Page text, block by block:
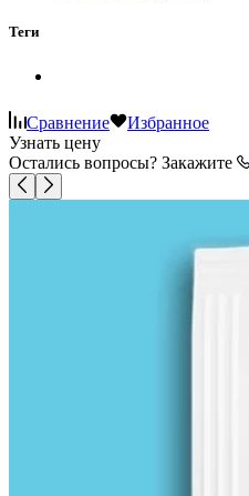
Теги
Сравнение
Избранное
Узнать цену
Остались вопросы? Закажите